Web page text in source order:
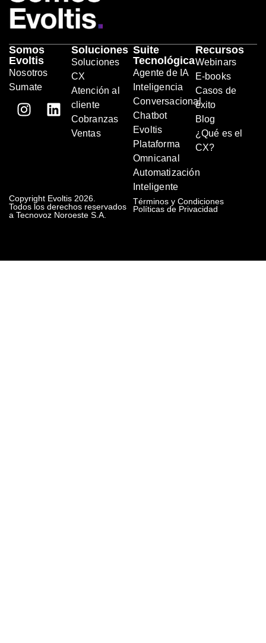
Soluciones
Soluciones
CX
Atención al
cliente
Cobranzas
Ventas
Suite
Tecnológica
Agente de IA
Inteligencia
Conversacional
Chatbot
Evoltis
Plataforma
Omnicanal
Automatización
Inteligente
Recursos
Webinars
E-books
Casos de
éxito
Blog
¿Qué es el
CX?
Somos
Evoltis
Nosotros
Sumate
Copyright Evoltis 2026.
Todos los derechos reservados
a Tecnovoz Noroeste S.A.
Términos y Condiciones
Políticas de Privacidad